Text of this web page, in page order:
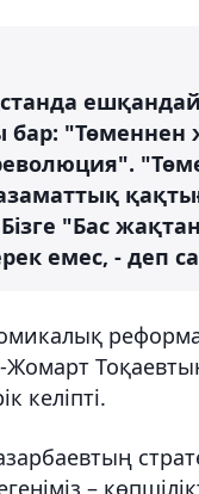
бар: "Төменнен
Бізге "Бас
емес, - деп
келіпті.
–